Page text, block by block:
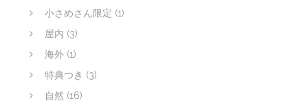
小さめさん限定 (1)
屋内 (3)
海外 (1)
特典つき (3)
自然 (16)